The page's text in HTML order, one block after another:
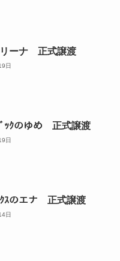
ーナ 正式譲渡
日
ﾞｯｸのゆめ 正式譲渡
日
ｸｽのエナ 正式譲渡
日